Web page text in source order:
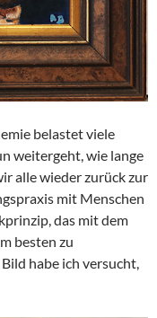
belastet viele
weitergeht, wie lange
alle wieder zurück zur
mit Menschen
das mit dem
besten zu
habe ich versucht,